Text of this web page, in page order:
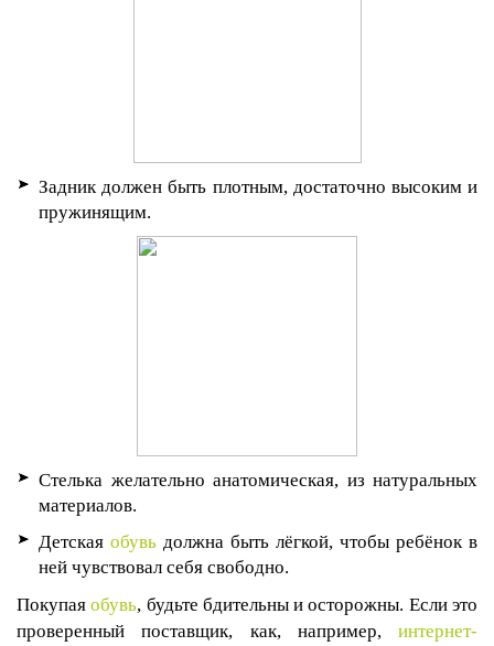
Задник должен быть плотным, достаточно высоким и
пружинящим.
Стелька желательно анатомическая, из натуральных
материалов.
Детская обувь должна быть лёгкой, чтобы ребёнок в
ней чувствовал себя свободно.
Покупаяобувь, будьте бдительны и осторожны. Если это
проверенный поставщик, как, например, интернет-